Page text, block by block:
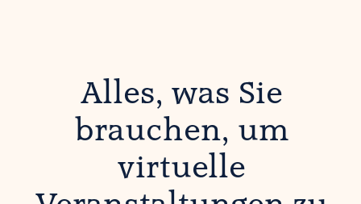
Alles, was Sie
brauchen, um
virtuelle